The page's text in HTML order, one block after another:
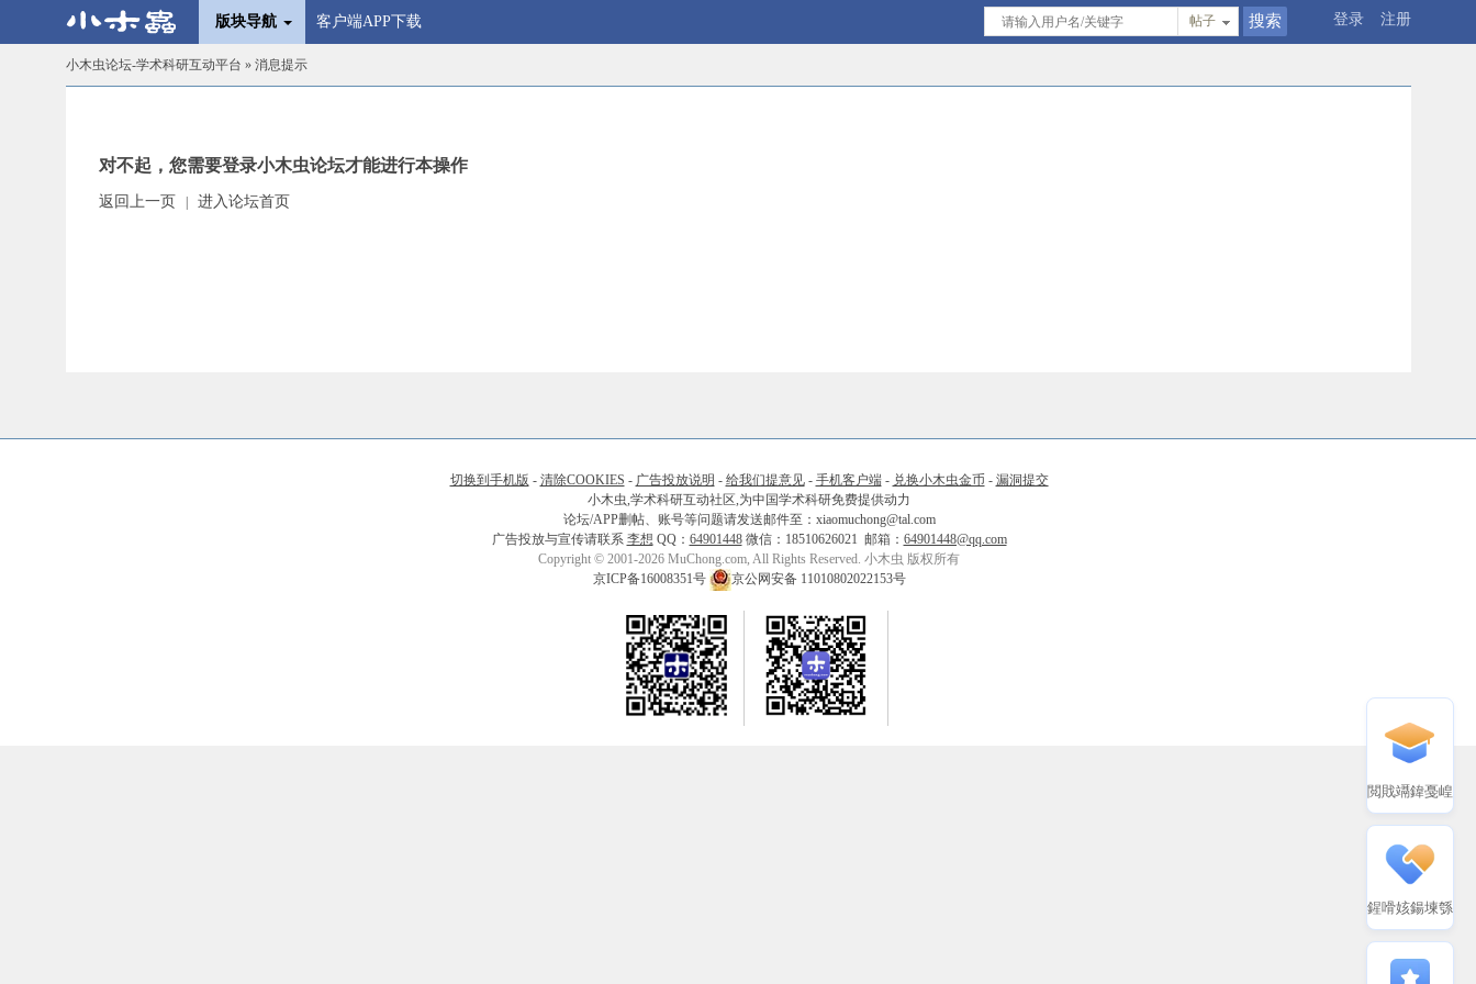
版块导航 客户端APP下载 登录 注册
帖子
小木虫论坛-学术科研互动平台 » 消息提示
对不起，您需要登录小木虫论坛才能进行本操作
返回上一页 进入论坛首页
切换到手机版 - 清除COOKIES - 广告投放说明 - 给我们提意见- 手机客户端- 兑换小木虫金币 - 漏洞提交
小木虫,学术科研互动社区,为中国学术科研免费提供动力
论坛/APP删帖、账号等问题请发送邮件至：xiaomuchong@tal.com
广告投放与宣传请联系 李想 QQ： 64901448微信：18510626021 邮箱： 64901448@qq.com
Copyright © 2001-2026 MuChong.com, All Rights Reserved. 小木虫 版权所有
京ICP备16008351号
京公网安备 11010802022153号
閲戝竵鍏戞崲
鍟嗗姟鍚堜綔